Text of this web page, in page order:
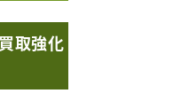
取強化